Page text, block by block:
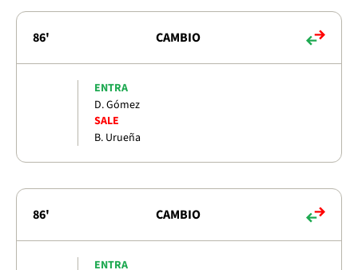
86' CAMBIO
ENTRA
D. Gómez
SALE
B. Urueña
86' CAMBIO
ENTRA